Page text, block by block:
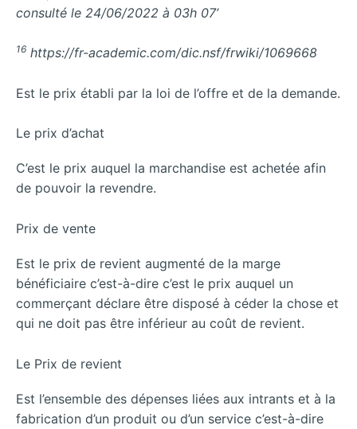
consulté le 24/06/2022 à 03h 07’
16 https://fr-academic.com/dic.nsf/frwiki/1069668
Est le prix établi par la loi de l’offre et de la demande.
Le prix d’achat
C’est le prix auquel la marchandise est achetée afin
de pouvoir la revendre.
Prix de vente
Est le prix de revient augmenté de la marge
bénéficiaire c’est-à-dire c’est le prix auquel un
commerçant déclare être disposé à céder la chose et
qui ne doit pas être inférieur au coût de revient.
Le Prix de revient
Est l’ensemble des dépenses liées aux intrants et à la
fabrication d’un produit ou d’un service c’est-à-dire